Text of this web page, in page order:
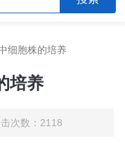
细胞株的培养
培养
次数：2118